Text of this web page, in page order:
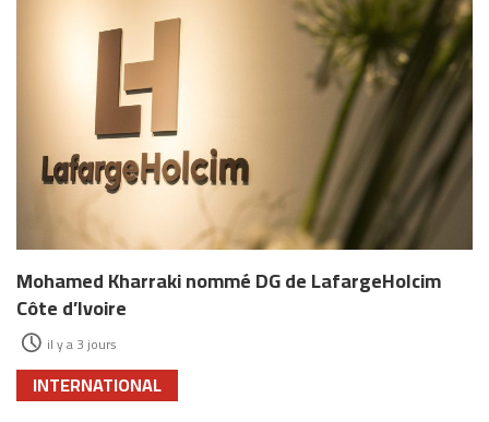
Mohamed Kharraki nommé DG de LafargeHolcim
Côte d’Ivoire
il y a 3 jours
INTERNATIONAL